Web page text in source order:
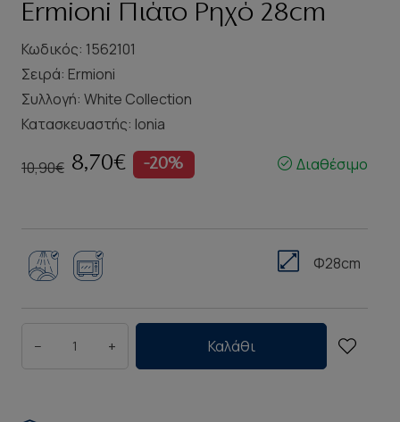
Ermioni Πιάτο Ρηχό 28cm
Κωδικός: 1562101
Σειρά: Ermioni
Συλλογή: White Collection
Κατασκευαστής: Ionia
10,90€ 8,70€ -20% Διαθέσιμο
Φ28cm
− + Καλάθι